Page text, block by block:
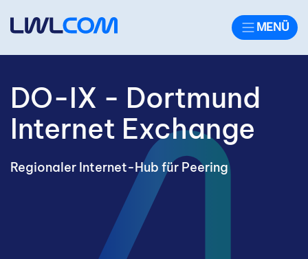
Kopfbereich MENÜ
DO-IX - Dortmund
Internet Exchange
Regionaler Internet-Hub für Peering